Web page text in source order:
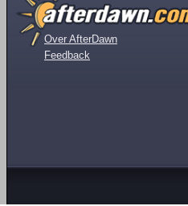
Over AfterDawn
Feedback